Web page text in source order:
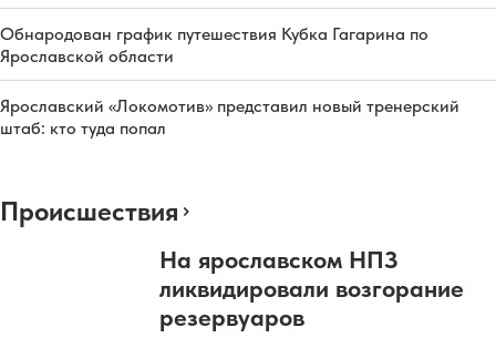
Обнародован график путешествия Кубка Гагарина по
Ярославской области
Ярославский «Локомотив» представил новый тренерский
штаб: кто туда попал
Происшествия
На ярославском НПЗ
ликвидировали возгорание
резервуаров